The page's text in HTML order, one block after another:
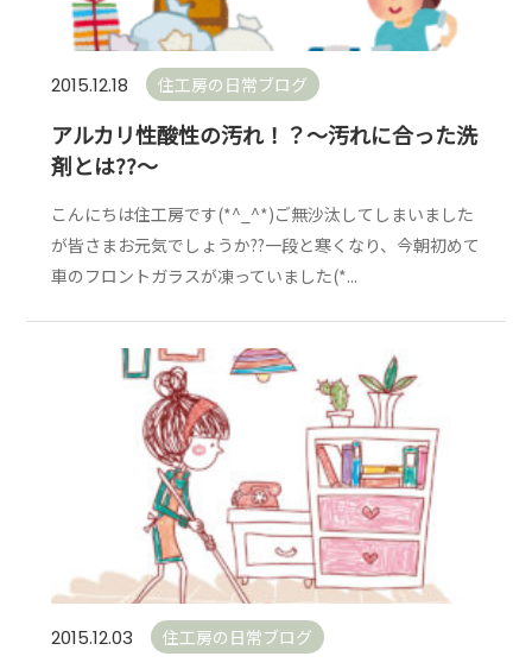
2015.12.18 住工房の日常ブログ
アルカリ性酸性の汚れ！？～汚れに合った洗
剤とは??～
こんにちは住工房です(*^_^*)ご無沙汰してしまいました
が皆さまお元気でしょうか??一段と寒くなり、今朝初めて
車のフロントガラスが凍っていました(*...
2015.12.03 住工房の日常ブログ